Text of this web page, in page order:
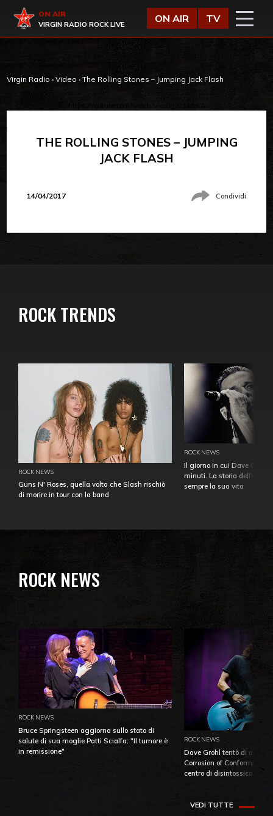
Virgin Radio
ON AIR
VIRGIN RADIO ROCK LIVE
ON AIR TV
Virgin Radio › Video › The Rolling Stones – Jumping Jack Flash
THE ROLLING STONES – JUMPING
JACK FLASH
14/04/2017 Condividi
ROCK TRENDS
ROCK NEWS
Guns N' Roses, quella volta che Slash rischiò
di morire in tour con la band
ROCK NEWS
Il giorno in cui Dave
minuti. La storia
sempre la sua vita
ROCK NEWS
ROCK NEWS
Bruce Springsteen aggiorna sullo stato di
salute di sua moglie Patti Scialfa: "Il tumore è
in remissione"
ROCK NEWS
Dave Grohl tentò di
Corrosion of Conformity
centro di
VEDI TUTTE